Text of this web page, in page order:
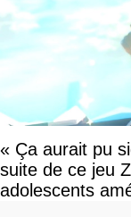
« Ça aurait pu
suite de ce jeu
adolescents